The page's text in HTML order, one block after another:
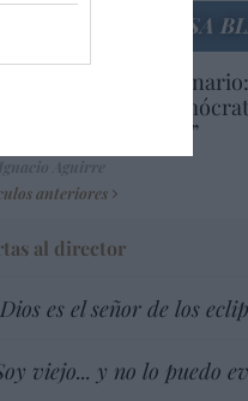
LA CASA
Inquietante
parte de los
como “socialista”
anteriores
al director
Dios es el señor de los
viejo... y no lo puedo